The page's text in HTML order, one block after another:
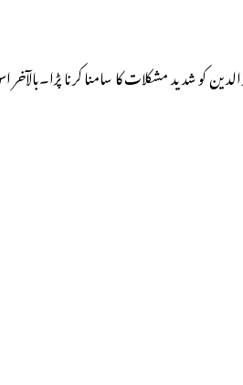
شدید مشکلات کا سامنا کرنا پڑا۔بالآخر